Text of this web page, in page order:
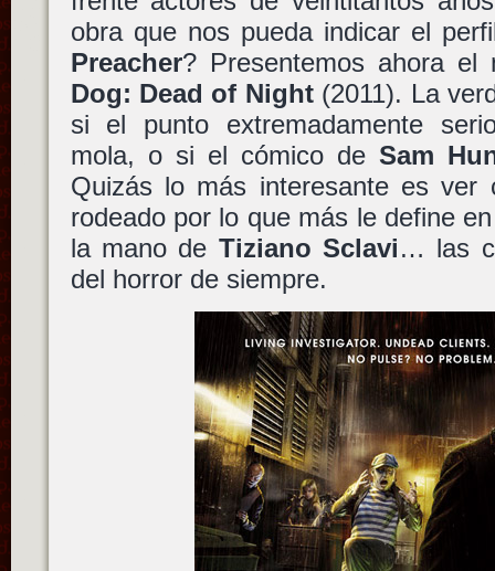
obra que nos pueda indicar el
Preacher? Presentemos ahora
Dog: Dead of Night(2011). La
si el punto extremadamente
mola, o si el cómico deSam
Quizás lo más interesante es
rodeado por lo que más le define
la mano de Tiziano Sclavi… las
del horror de siempre.